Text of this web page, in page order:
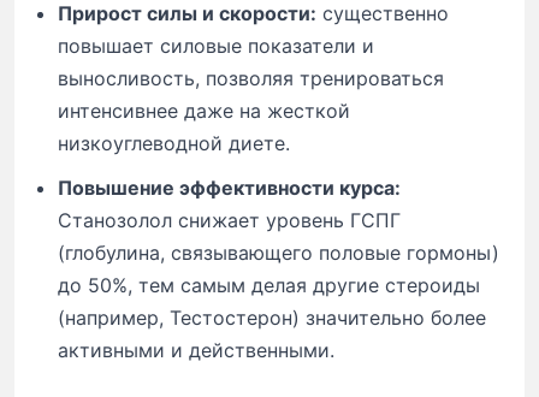
Прирост силы и скорости: существенно
повышает силовые показатели и
выносливость, позволяя тренироваться
интенсивнее даже на жесткой
низкоуглеводной диете.
Повышение эффективности курса:
Станозолол снижает уровень ГСПГ
(глобулина, связывающего половые гормоны)
до 50%, тем самым делая другие стероиды
(например, Тестостерон) значительно более
активными и действенными.